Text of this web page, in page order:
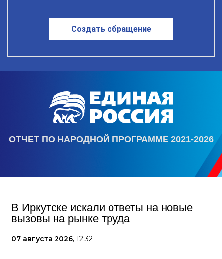
Создать обращение
ОТЧЕТ ПО НАРОДНОЙ ПРОГРАММЕ 2021-2026
В Иркутске искали ответы на новые
вызовы на рынке труда
07 августа 2026, 12:32